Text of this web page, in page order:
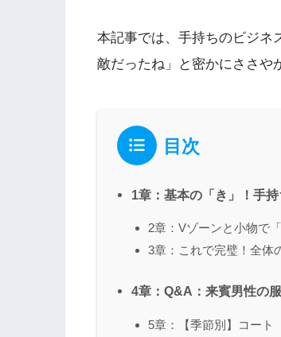
本記事では、手持ちのビジネ
敵だったね」と密かにささや
目次
1章：基本の「き」！手
2章：Vゾーンと小物で
3章：これで完璧！全体
4章：Q&A：来賓男性の
5章：【季節別】コート